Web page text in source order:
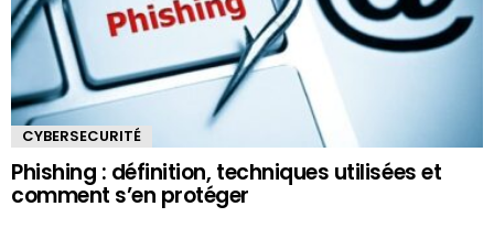
CYBERSECURITÉ
Phishing : définition, techniques utilisées et
comment s’en protéger